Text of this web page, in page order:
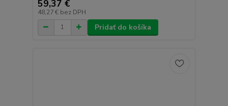
59,37 €
48,27 € bez DPH
Pridať do košíka